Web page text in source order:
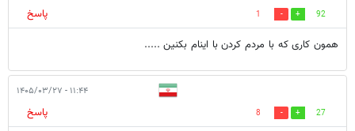
92
1
پاسخ
همون کاری که با مردم کردن با اینام بکنین .....
۱۱:۴۴ - ۱۴۰۵/۰۳/۲۷
27
8 پاسخ